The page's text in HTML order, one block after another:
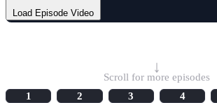
Load Episode Video
↓
Scroll for more episodes
1
2 3 4